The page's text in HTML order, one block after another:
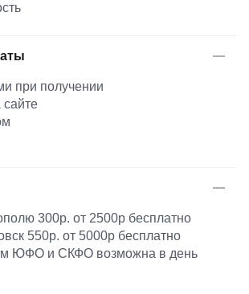
при получении
300р. от 2500р бесплатно
550р. от 5000р бесплатно
ЮФО и СКФО возможна в день